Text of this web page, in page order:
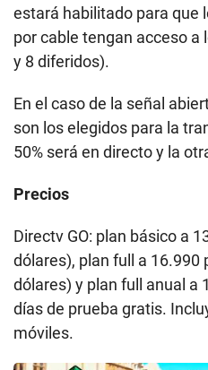
estará habilitado para que
por cable tengan acceso a
y 8 diferidos).
En el caso de la señal
son los elegidos para la
50% será en directo y la
Precios
Directv GO: plan básico a
dólares), plan full a 16.990
dólares) y plan full anual a
días de prueba gratis.
móviles.